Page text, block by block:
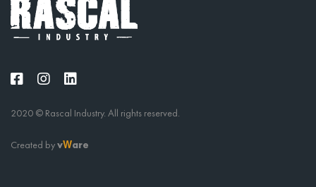
2020 © Rascal Industry. All rights reserved.
Created byvWare